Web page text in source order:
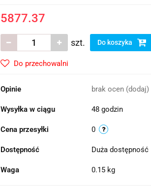
5877.37
szt. Do koszyka
Do przechowalni
Opinie brak ocen (dodaj)
Wysyłka w ciągu 48 godzin
Cena przesyłki 0
Dostępność Duża dostępność
Waga 0.15 kg